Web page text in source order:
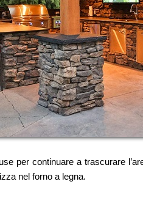
per continuare a trascurare
nel forno a legna.